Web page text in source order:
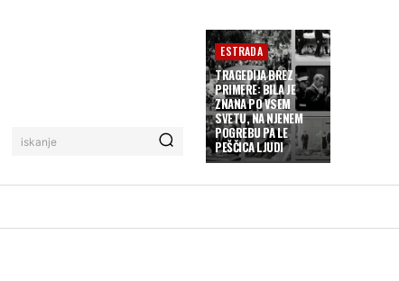
iskanje
ESTRADA
TRAGEDIJA BREZ
PRIMERE: BILA JE
ZNANA PO VSEM
SVETU, NA NJENEM
POGREBU PA LE
PEŠČICA LJUDI